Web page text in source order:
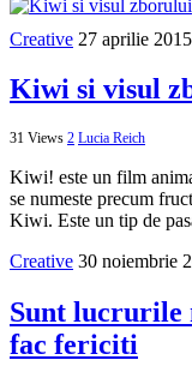
Creative 27 aprilie 2015
Kiwi si visul
31 Views 2 Lucia Reich
Kiwi! este un film
se numeste precum
Kiwi. Este un tip de
Creative 30 noiembrie
Sunt lucrurile
fac fericiti